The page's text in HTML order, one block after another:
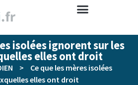
isolées ignorent sur les
elles ont droit
>
Ce que les mères isolées
elles ont droit